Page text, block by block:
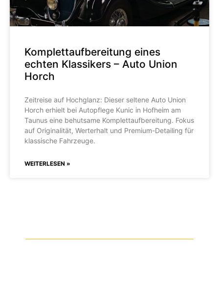
Komplettaufbereitung eines
echten Klassikers – Auto Union
Horch
Zeitreise auf Hochglanz: Dieser seltene Auto Union
Horch erhielt bei Autopflege Kunic in Hofheim am
Taunus eine behutsame Komplettaufbereitung. Fokus
auf Originalität, Werterhalt und Premium-Detailing für
klassische Fahrzeuge.
WEITERLESEN »